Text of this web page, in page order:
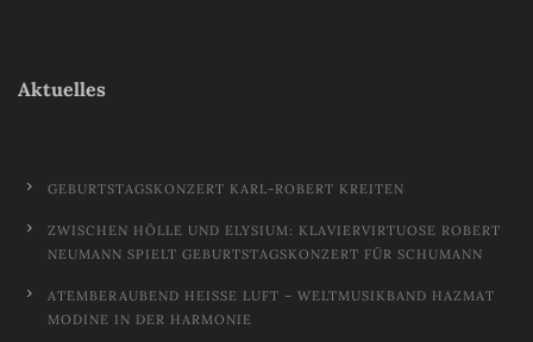
Aktuelles
GEBURTSTAGSKONZERT KARL-ROBERT KREITEN
ZWISCHEN HÖLLE UND ELYSIUM: KLAVIERVIRTUOSE ROBERT
NEUMANN SPIELT GEBURTSTAGSKONZERT FÜR SCHUMANN
ATEMBERAUBEND HEISSE LUFT – WELTMUSIKBAND HAZMAT M
ODINE IN DER HARMONIE